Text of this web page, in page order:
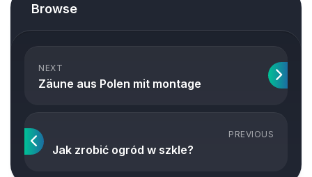
Browse
NEXT
Zäune aus Polen mit montage
PREVIOUS
Jak zrobić ogród w szkle?